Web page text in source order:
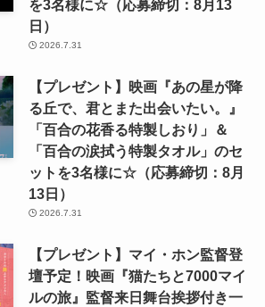
を3名様に☆（応募締切：8月13
日）
2026.7.31
【プレゼント】映画『あの星が降
る丘で、君とまた出会いたい。』
「百合の花香る特製しおり」＆
「百合の涙拭う特製タオル」のセ
ットを3名様に☆（応募締切：8月
13日）
2026.7.31
【プレゼント】マイ・ホン監督登
壇予定！映画『猫たちと7000マイ
ルの旅』監督来日舞台挨拶付き一